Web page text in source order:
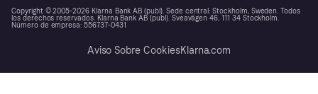
Copyright © 2005-2026 Klarna Bank AB (publ). Sede central: Stockholm, Sweden. Todos
los derechos reservados. Klarna Bank AB (publ). Sveavägen 46, 111 34 Stockholm.
Número de empresa: 556737-0431
Aviso Sobre CookiesKlarna.com